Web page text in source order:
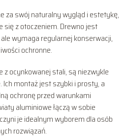
za swój naturalny wygląd i estetykę,
się z otoczeniem. Drewno jest
wymaga regularnej konserwacji,
ochronne.
ocynkowanej stali, są niezwykle
Ich montaż jest szybki i prosty, a
ochronę przed warunkami
aluminiowe łączą w sobie
je idealnym wyborem dla osób
rozwiązań.